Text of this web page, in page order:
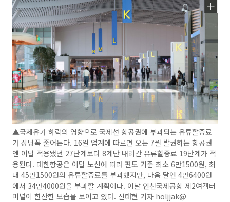
▲국제유가 하락의 영향으로 국제선 항공권에 부과되는 유류할증료
가 상당폭 줄어든다. 16일 업계에 따르면 오는 7월 발권하는 항공권
엔 이달 적용됐던 27단계보다 8계단 내려간 유류할증료 19단계가 적
용된다. 대한항공은 이달 노선에 따라 편도 기준 최소 6만1500원, 최
대 45만1500원의 유류할증료를 부과했지만, 다음 달엔 4만6400원
에서 34만4000원을 부과할 계획이다. 이날 인천국제공항 제2여객터
미널이 한산한 모습을 보이고 있다. 신태현 기자 holjjak@